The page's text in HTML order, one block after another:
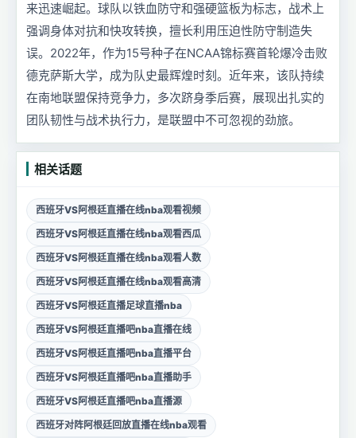
来迅速崛起。球队以铁血防守和强硬篮板为标志，战术上
强调身体对抗和快攻转换，擅长利用压迫性防守制造失
误。2022年，作为15号种子在NCAA锦标赛首轮爆冷击败
德克萨斯大学，成为队史最辉煌时刻。近年来，该队持续
在南地联盟保持竞争力，多次跻身季后赛，展现出扎实的
团队韧性与战术执行力，是联盟中不可忽视的劲旅。
相关话题
西班牙VS阿根廷直播在线nba观看视频
西班牙VS阿根廷直播在线nba观看西瓜
西班牙VS阿根廷直播在线nba观看人数
西班牙VS阿根廷直播在线nba观看高清
西班牙VS阿根廷直播足球直播nba
西班牙VS阿根廷直播吧nba直播在线
西班牙VS阿根廷直播吧nba直播平台
西班牙VS阿根廷直播吧nba直播助手
西班牙VS阿根廷直播吧nba直播源
西班牙对阵阿根廷回放直播在线nba观看